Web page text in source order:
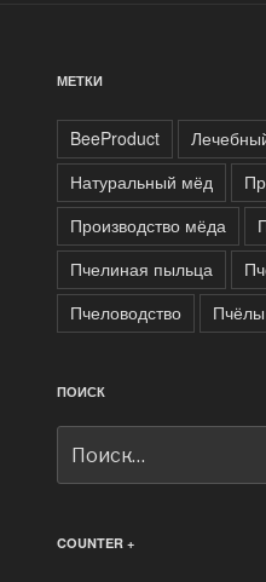
МЕТКИ
BeeProduct
Натуральный мёд
Производство мёда
Пчелиная пыльца
Пчеловодство
Пчёлы
ПОИСК
COUNTER +